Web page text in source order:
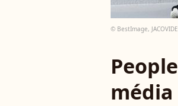
© BestImage,
média